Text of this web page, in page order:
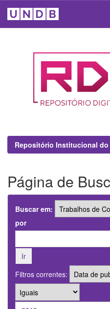
Repositório Institucional do
Página de
Buscar em:
por
Filtros correntes: